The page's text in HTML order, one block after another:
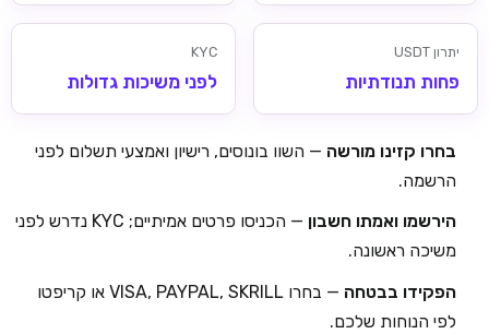
יתרון USDT
פחות תנודתיות
KYC
לפני משיכות גדולות
בחרו קזינו מורשה — השוו בונוסים, רישיון ואמצעי תשלום לפני
הרשמה.
הירשמו ואמתו חשבון
— הכניסו פרטים אמיתיים; KYC נדרש לפני
משיכה ראשונה.
הפקידו בבטחה
— בחרו VISA, PAYPAL, SKRILL או קריפטו
לפי הנוחות שלכם.